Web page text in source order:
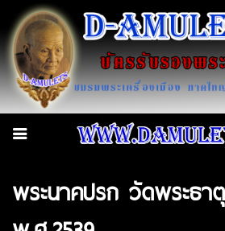
พระนาคปรก วัดพระธา